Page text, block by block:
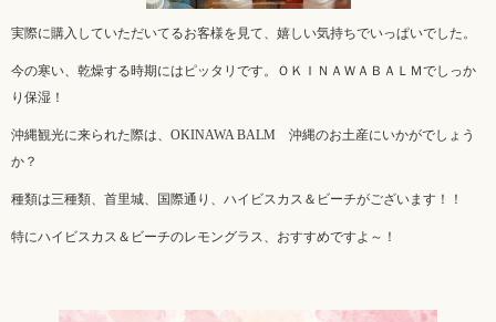
実際に購入していただいてるお客様を見て、嬉しい気持ちでいっぱいでした。
今の寒い、乾燥する時期にはピッタリです。ＯＫＩＮＡＷＡＢＡＬＭでしっか
り保湿！
沖縄観光に来られた際は、OKINAWA BALM 沖縄のお土産にいかがでしょう
か？
種類は三種類、首里城、国際通り、ハイビスカス＆ビーチがございます！！
特にハイビスカス＆ビーチのレモングラス、おすすめですよ～！